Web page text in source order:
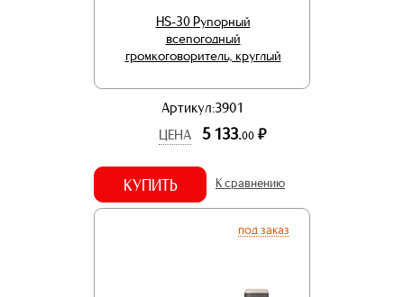
HS-30 Рупорный
всепогодный
громкоговоритель, круглый
Артикул:3901
ЦЕНА
5 133.00 р.
КУПИТЬ К сравнению
под заказ